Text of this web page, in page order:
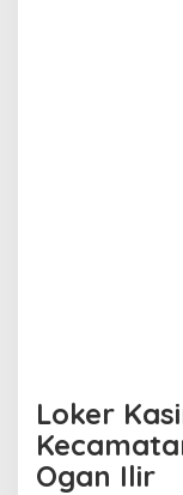
Loker
Ogan Ilir